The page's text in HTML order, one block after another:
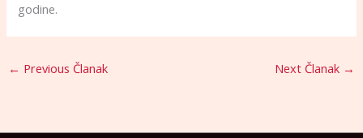
godine.
← Previous Članak Next Članak →